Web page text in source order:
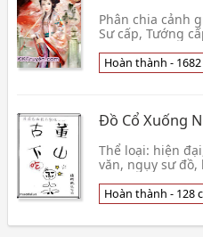
Phân chia cảnh
Sư cấp, Tướng
cách tu luyện
chắc chắn sẽ
Hoàn thành -
Đồ Cổ Xuống
Thể loại: hiện
văn, ngụy sư đồ,
điểm th
Hoàn thành - 128